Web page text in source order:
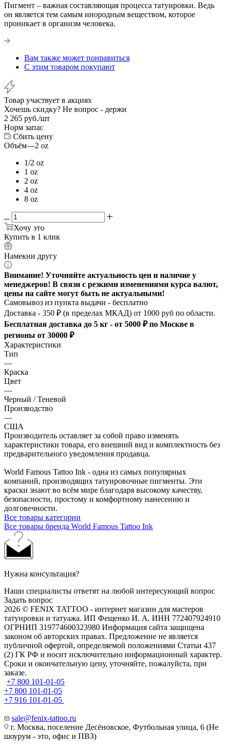
Пигмент – важная составляющая процесса татуировки. Ведь
он является тем самым инородным веществом, которое
проникает в организм человека.
Вам также может понравиться
С этим товаром покупают
Товар участвует в акциях
Хочешь скидку? Не вопрос - держи
2 265 руб./шт
Норм запас
Сбить цену
Объём—2 oz
1/2 oz
1 oz
2 oz
4 oz
8 oz
Хочу это
Купить в 1 клик
Намекни другу
Внимание! Уточняйте актуальность цен и наличие у
менеджеров! В связи с резкими изменениями курса валют,
цены на сайте могут быть не актуальными!
Самовывоз из пункта выдачи - бесплатно
Доставка - 350 ₽ (в пределах МКАД) от 1000 руб по области.
Бесплатная доставка до 5 кг - от 5000 ₽ по Москве в
регионы от 30000 ₽
Характеристики
Тип
—
Краска
Цвет
—
Черный / Теневой
Производство
—
США
Производитель оставляет за собой право изменять
характеристики товара, его внешний вид и комплектность без
предварительного уведомления продавца.
World Famous Tattoo Ink - одна из самых популярных
компаний, производящих татуировочные пигменты. Эти
краски знают во всём мире благодаря высокому качеству,
безопасности, простому и комфортному нанесению и
долговечности.
Все товары категории
Все товары бренда World Famous Tattoo Ink
Нужна консультация?
Наши специалисты ответят на любой интересующий вопрос
Задать вопрос
2026 © FENIX TATTOO - интернет магазин для мастеров
татуировки и татуажа. ИП Фещенко И. А. ИНН 772407924910
ОГРНИП 319774600323980 Информация сайта защищена
законом об авторских правах. Предложение не является
публичной офертой, определяемой положениями Статьи 437
(2) ГК РФ и носит исключительно информационный характер.
Сроки и окончательную цену, уточняйте, пожалуйста, при
заказе.
+7 800 101-01-05
+7 800 101-01-05
+7 916 101-01-05
sale@fenix-tattoo.ru
г. Москва, поселение Десёновское, Футбольная улица, 6 (Не
шоурум - это, офис и ПВЗ)